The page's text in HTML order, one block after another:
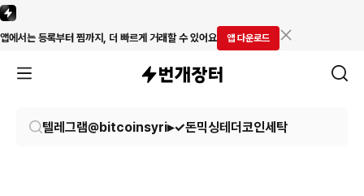
앱에서는 등록부터 찜까지, 더 빠르게 거래할 수 있어요 앱 다운로드